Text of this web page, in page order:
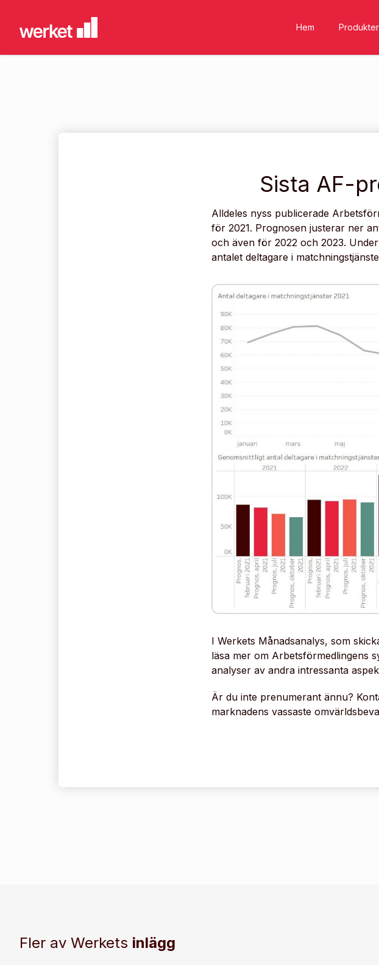
Hem Produkter
Sista AF-
Alldeles nyss publicerade
för 2021. Prognosen justerar ner
och även för 2022 och 2023.
antalet deltagare i
I Werkets Månadsanalys, som
läsa mer om Arbetsförmedlingens
analyser av andra intressanta
Är du inte prenumerant ännu?
marknadens vassaste
Fler av Werkets inlägg